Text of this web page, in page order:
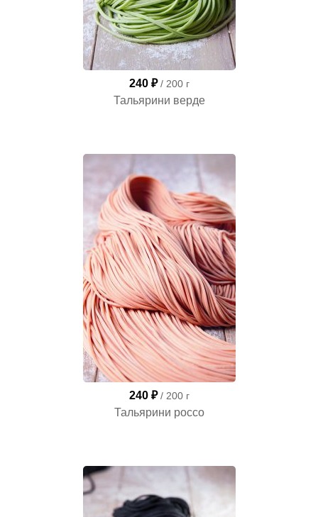
240 ₽ / 200 г
Тальярини верде
240 ₽ / 200 г
Тальярини россо